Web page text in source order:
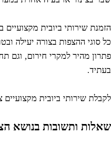
שירותי ביובית
סוגי ההצפות בצורה יעילה
מהיר למקרי חירום, וגם
שירותי ביובית מקצועיים
ותשובות בנושא